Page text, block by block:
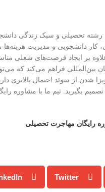
رشته تحصیلی و سبک زندگی
کار دانشجویی و مدیریت
بر ایجاد فرصت‌های شغلی
بین‌المللی فراهم می‌کند که
شدن از سوئد احتمال بالاتری
بگیرید. تیم ما با مشاوره
رایگان مهاجرت تحصیلی
Twitter